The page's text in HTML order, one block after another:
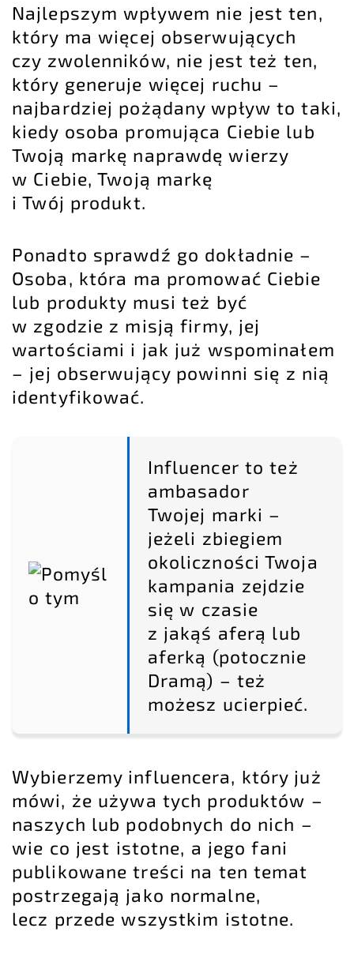
Najlepszym wpływem nie jest ten,
który ma więcej obserwujących
czy zwolenników, nie jest też ten,
który generuje więcej ruchu –
najbardziej pożądany wpływ to taki,
kiedy osoba promująca Ciebie lub
Twoją markę naprawdę wierzy
w Ciebie, Twoją markę
i Twój produkt.
Ponadto sprawdź go dokładnie –
Osoba, która ma promować Ciebie
lub produkty musi też być
w zgodzie z misją firmy, jej
wartościami i jak już wspominałem
– jej obserwujący powinni się z nią
identyfikować.
Influencer to też
ambasador
Twojej marki –
jeżeli zbiegiem
okoliczności Twoja
kampania zejdzie
się w czasie
z jakąś aferą lub
aferką (potocznie
Dramą) – też
możesz ucierpieć.
Wybierzemy influencera, który już
mówi, że używa tych produktów –
naszych lub podobnych do nich –
wie co jest istotne, a jego fani
publikowane treści na ten temat
postrzegają jako normalne,
lecz przede wszystkim istotne.